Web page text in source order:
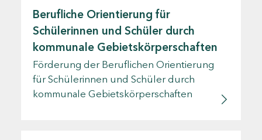
Berufliche Orientierung für
Schülerinnen und Schüler durch
kommunale Gebietskörperschaften
Förderung der Beruflichen Orientierung
für Schülerinnen und Schüler durch
kommunale Gebietskörperschaften